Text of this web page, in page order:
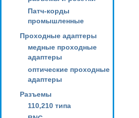
Патч-корды
промышленные
Проходные адаптеры
медные проходные
адаптеры
оптические проходные
адаптеры
Разъемы
110,210 типа